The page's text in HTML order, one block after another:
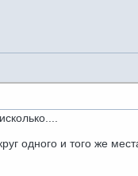
одного и того же